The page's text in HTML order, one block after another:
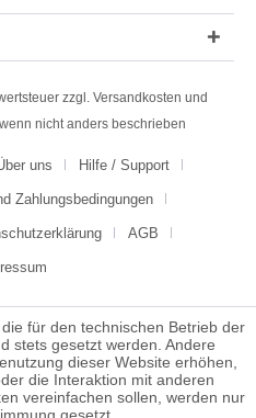
zzgl. Versandkosten und
nicht anders beschrieben
uns Hilfe / Support
Zahlungsbedingungen
AGB
für den technischen Betrieb der
stets gesetzt werden. Andere
dieser Website erhöhen,
die Interaktion mit anderen
vereinfachen sollen, werden nur